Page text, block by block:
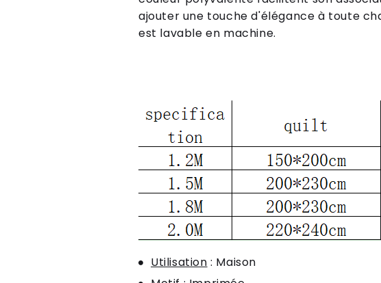
ajouter une touche d'élégance à toute
est lavable en machine.
Utilisation : Maison